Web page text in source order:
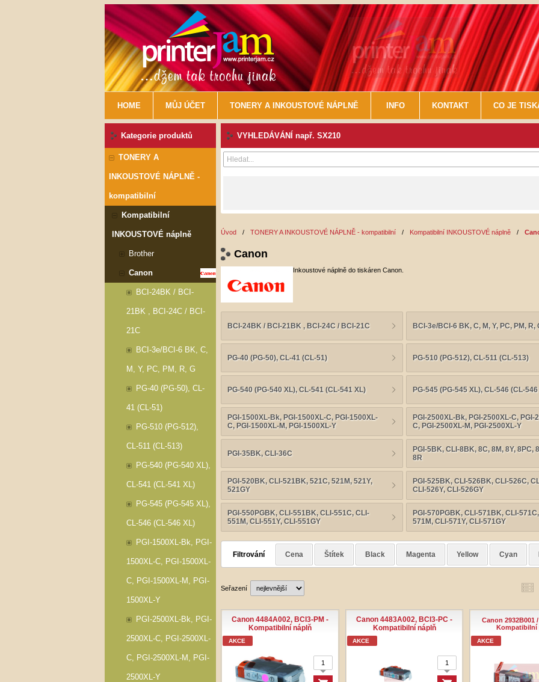
HOME MŮJ ÚČET TONERY A INKOUSTOVÉ NÁPLNĚ INFO KONTAKT CO JE
Kategorie produktů
TONERY A
INKOUSTOVÉ NÁPLNĚ -
kompatibilní
Kompatibilní
INKOUSTOVÉ náplně
Brother
Canon
BCI-24BK / BCI-
21BK , BCI-24C / BCI-
21C
BCI-3e/BCI-6 BK, C,
M, Y, PC, PM, R, G
PG-40 (PG-50), CL-
41 (CL-51)
PG-510 (PG-512),
CL-511 (CL-513)
PG-540 (PG-540 XL),
CL-541 (CL-541 XL)
PG-545 (PG-545 XL),
CL-546 (CL-546 XL)
PGI-1500XL-Bk, PGI-
1500XL-C, PGI-1500XL-
C, PGI-1500XL-M, PGI-
1500XL-Y
PGI-2500XL-Bk, PGI-
2500XL-C, PGI-2500XL-
C, PGI-2500XL-M, PGI-
2500XL-Y
VYHLEDÁVÁNÍ např. SX210
Úvod / TONERY A INKOUSTOVÉ NÁPLNĚ - kompatibilní / Kompatibilní INKOUSTOVÉ náplně /
Canon
Inkoustové náplně do tiskáren Canon.
BCI-24BK / BCI-21BK , BCI-24C / BCI-21C BCI-3e/BCI-6 BK, C, M, Y, PC, PM, R,
PG-40 (PG-50), CL-41 (CL-51) PG-510 (PG-512), CL-511 (CL-513)
PG-540 (PG-540 XL), CL-541 (CL-541 XL) PG-545 (PG-545 XL), CL-546 (CL-546
PGI-1500XL-Bk, PGI-1500XL-C, PGI-1500XL-
C, PGI-1500XL-M, PGI-1500XL-Y
PGI-2500XL-Bk, PGI-2500XL-C, PGI-
C, PGI-2500XL-M, PGI-2500XL-Y
PGI-35BK, CLI-36C
PGI-5BK, CLI-8BK, 8C, 8M, 8Y, 8PC,
8R
PGI-520BK, CLI-521BK, 521C, 521M, 521Y,
521GY
PGI-525BK, CLI-526BK, CLI-526C,
CLI-526Y, CLI-526GY
PGI-550PGBK, CLI-551BK, CLI-551C, CLI-
551M, CLI-551Y, CLI-551GY
PGI-570PGBK, CLI-571BK, CLI-
571M, CLI-571Y, CLI-571GY
Filtrování Cena Štítek Black Magenta Yellow Cyan
Seřazení
Canon 4484A002, BCI3-PM -
Kompatibilní náplň
AKCE
Canon 4483A002, BCI3-PC -
Kompatibilní náplň
AKCE
Canon 2932B001
Kompatibilní
AKCE